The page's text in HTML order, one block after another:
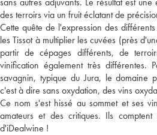
des terroirs via un fruit éclatant de
Cette quête de l'expression des
les Tissot à multiplier les cuvées (près
partir de cépages différents, de
vinification également très différentes.
savagnin, typique du Jura, le domaine
c'est à dire sans oxydation, des vins
Ce nom s'est hissé au sommet et ses
amateurs et des critiques. Ils
d'iDealwine !